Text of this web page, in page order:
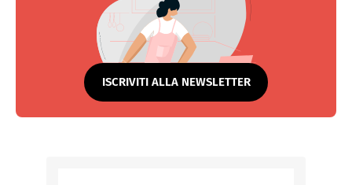
ISCRIVITI ALLA NEWSLETTER